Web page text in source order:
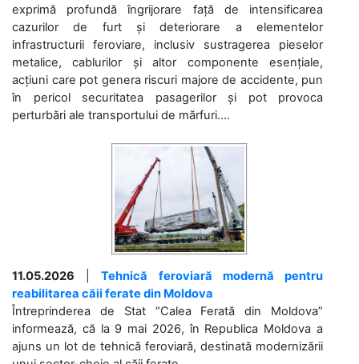
exprimă profundă îngrijorare față de intensificarea
cazurilor de furt și deteriorare a elementelor
infrastructurii feroviare, inclusiv sustragerea pieselor
metalice, cablurilor și altor componente esențiale,
acțiuni care pot genera riscuri majore de accidente, pun
în pericol securitatea pasagerilor și pot provoca
perturbări ale transportului de mărfuri....
11.05.2026 |Tehnică feroviară modernă pentru
reabilitarea căii ferate din Moldova
Întreprinderea de Stat “Calea Ferată din Moldova”
informează, că la 9 mai 2026, în Republica Moldova a
ajuns un lot de tehnică feroviară, destinată modernizării